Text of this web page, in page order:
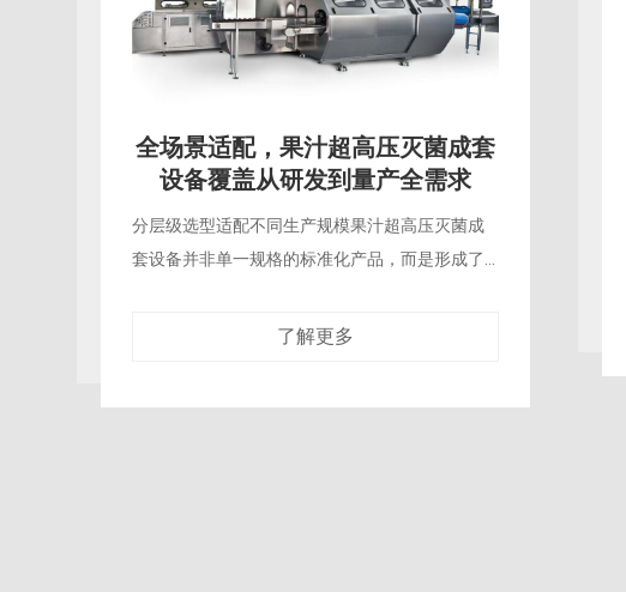
套设备重构冷加工生产标准
打破热灭菌的百年行业惯性过去数十年，果汁行
业的量产始终围绕热力灭菌体系搭建，从高温瞬
时灭菌到巴氏杀菌，所有工艺都建立在“以热换安